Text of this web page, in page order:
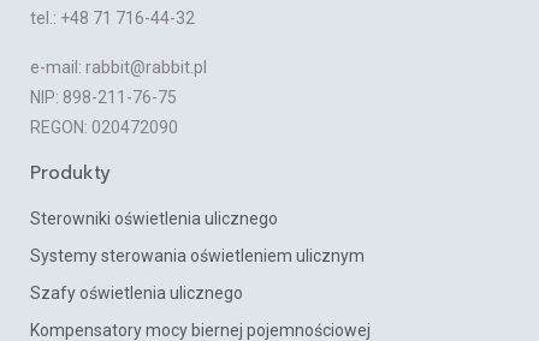
tel.: +48 71 716-44-32
e-mail: rabbit@rabbit.pl
NIP: 898-211-76-75
REGON: 020472090
Produkty
Sterowniki oświetlenia ulicznego
Systemy sterowania oświetleniem ulicznym
Szafy oświetlenia ulicznego
Kompensatory mocy biernej pojemnościowej